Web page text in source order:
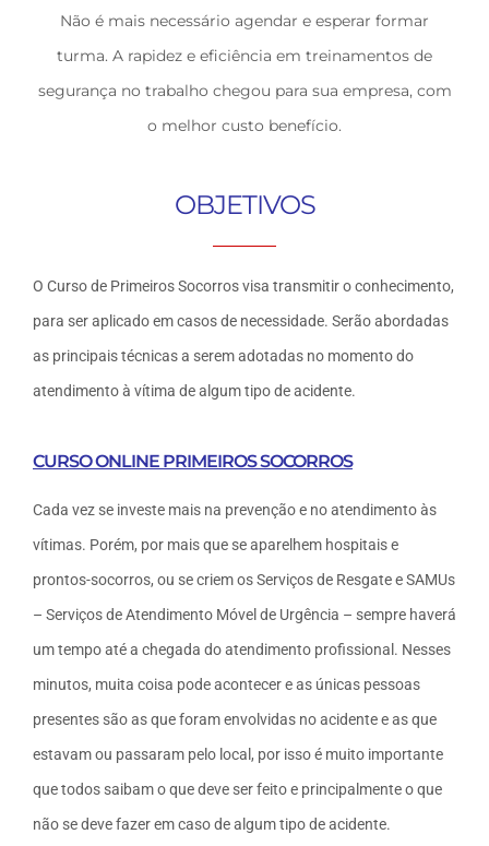
Não é mais necessário agendar e esperar formar
turma. A rapidez e eficiência em treinamentos de
segurança no trabalho chegou para sua empresa, com
o melhor custo benefício.
OBJETIVOS
O Curso de Primeiros Socorros visa transmitir o conhecimento,
para ser aplicado em casos de necessidade. Serão abordadas
as principais técnicas a serem adotadas no momento do
atendimento à vítima de algum tipo de acidente.
CURSO ONLINE PRIMEIROS SOCORROS
Cada vez se investe mais na prevenção e no atendimento às
vítimas. Porém, por mais que se aparelhem hospitais e
prontos-socorros, ou se criem os Serviços de Resgate e SAMUs
– Serviços de Atendimento Móvel de Urgência – sempre haverá
um tempo até a chegada do atendimento profissional. Nesses
minutos, muita coisa pode acontecer e as únicas pessoas
presentes são as que foram envolvidas no acidente e as que
estavam ou passaram pelo local, por isso é muito importante
que todos saibam o que deve ser feito e principalmente o que
não se deve fazer em caso de algum tipo de acidente.